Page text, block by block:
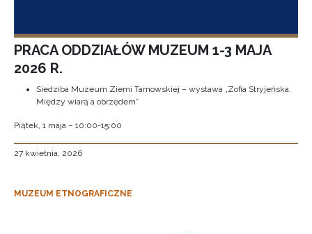
PRACA ODDZIAŁÓW MUZEUM 1-3 MAJA
2026 R.
Siedziba Muzeum Ziemi Tarnowskiej – wystawa „Zofia Stryjeńska.
Między wiarą a obrzędem”
Piątek, 1 maja – 10:00-15:00
27 kwietnia, 2026
MUZEUM ETNOGRAFICZNE